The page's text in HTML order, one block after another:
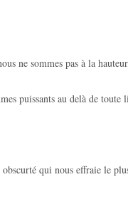
ne sommes pas à la
puissants au delà de
qui nous effraie le